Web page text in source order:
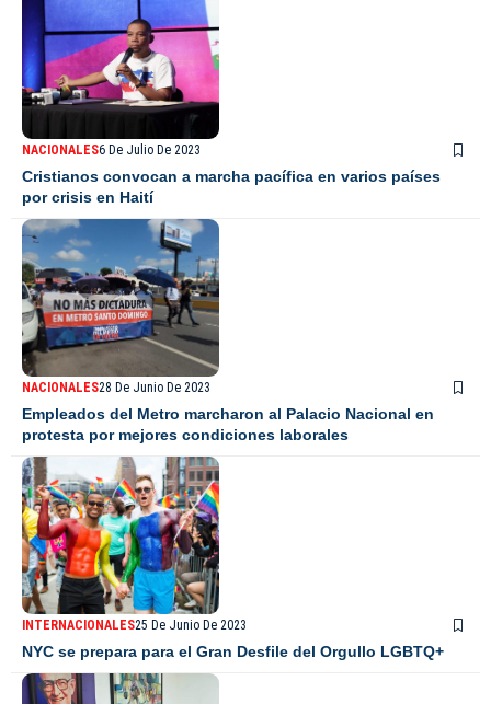
NACIONALES6 De Julio De 2023
Cristianos convocan a marcha pacífica en varios países
por crisis en Haití
NACIONALES28 De Junio De 2023
Empleados del Metro marcharon al Palacio Nacional en
protesta por mejores condiciones laborales
INTERNACIONALES25 De Junio De 2023
NYC se prepara para el Gran Desfile del Orgullo LGBTQ+